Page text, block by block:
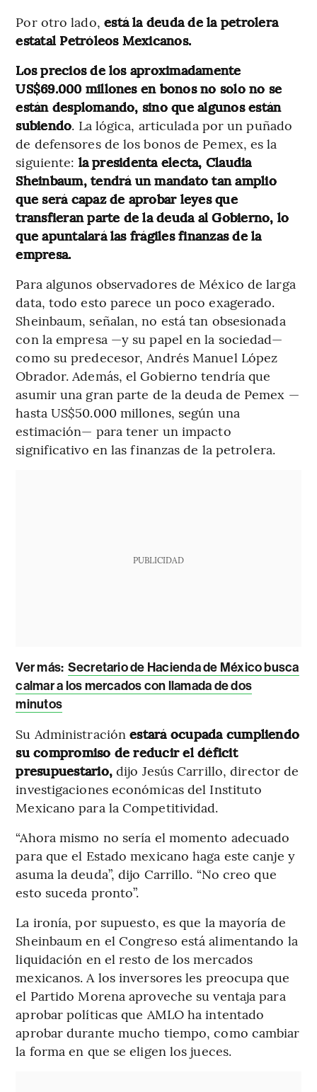
Por otro lado, está la deuda de la petrolera
estatal Petróleos Mexicanos.
Los precios de los aproximadamente
US$69.000 millones en bonos no solo no se
están desplomando, sino que algunos están
subiendo. La lógica, articulada por un puñado
de defensores de los bonos de Pemex, es la
siguiente: la presidenta electa, Claudia
Sheinbaum, tendrá un mandato tan amplio
que será capaz de aprobar leyes que
transfieran parte de la deuda al Gobierno, lo
que apuntalará las frágiles finanzas de la
empresa.
Para algunos observadores de México de larga
data, todo esto parece un poco exagerado.
Sheinbaum, señalan, no está tan obsesionada
con la empresa —y su papel en la sociedad—
como su predecesor, Andrés Manuel López
Obrador. Además, el Gobierno tendría que
asumir una gran parte de la deuda de Pemex —
hasta US$50.000 millones, según una
estimación— para tener un impacto
significativo en las finanzas de la petrolera.
PUBLICIDAD
Ver más: Secretario de Hacienda de México busca
calmar a los mercados con llamada de dos
minutos
Su Administraciónestará ocupada cumpliendo
su compromiso de reducir el déficit
presupuestario, dijo Jesús Carrillo, director de
investigaciones económicas del Instituto
Mexicano para la Competitividad.
“Ahora mismo no sería el momento adecuado
para que el Estado mexicano haga este canje y
asuma la deuda”, dijo Carrillo. “No creo que
esto suceda pronto”.
La ironía, por supuesto, es que la mayoría de
Sheinbaum en el Congreso está alimentando la
liquidación en el resto de los mercados
mexicanos. A los inversores les preocupa que
el Partido Morena aproveche su ventaja para
aprobar políticas que AMLO ha intentado
aprobar durante mucho tiempo, como cambiar
la forma en que se eligen los jueces.